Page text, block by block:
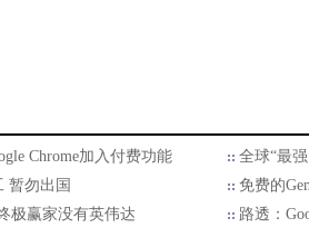
Chrome加入付费功能
全球“最
暂勿出国
免费的
极赢家没有英伟达
路透：